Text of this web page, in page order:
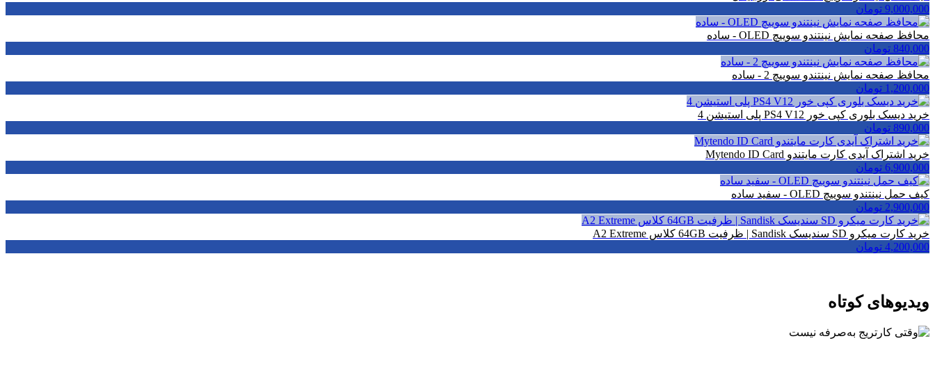
9,000,000 تومان
محافظ صفحه نمایش نینتندو سوییچ OLED - ساده
840,000 تومان
محافظ صفحه نمایش نینتندو سوییچ 2 - ساده
1,200,000 تومان
خرید دیسک بلوری کپی خور PS4 V12 پلی استیشن 4
890,000 تومان
خرید اشتراک آیدی کارت مایتندو Mytendo ID Card
6,900,000 تومان
کیف حمل نینتندو سوییچ OLED - سفید ساده
2,900,000 تومان
خرید کارت میکرو SD سندیسک Sandisk | ظرفیت 64GB کلاس A2 Extreme
4,200,000 تومان
ویدیو‌های کوتاه